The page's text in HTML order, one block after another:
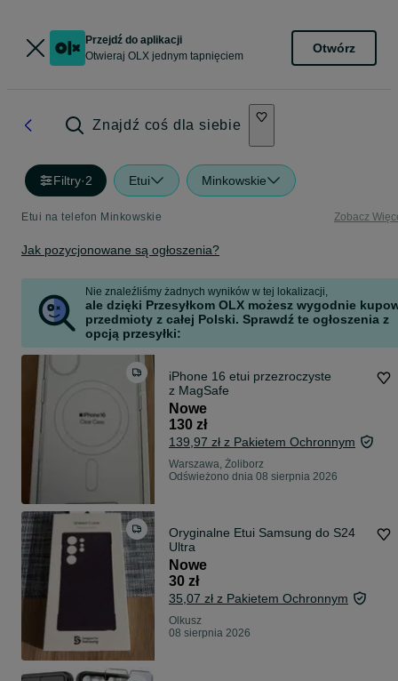
Przejdź do aplikacji
Otwieraj OLX jednym tapnięciem
Otwórz
Znajdź coś dla siebie
Filtry·2 Etui Minkowskie
Etui na telefon Minkowskie Zobacz
Jak pozycjonowane są ogłoszenia?
Nie znaleźliśmy żadnych wyników w tej lokalizacji,
ale dzięki Przesyłkom OLX możesz wygodnie
przedmioty z całej Polski. Sprawdź te ogłoszenia z
opcją przesyłki:
iPhone 16 etui przezroczyste
z MagSafe
Nowe
130 zł
139,97 zł z Pakietem Ochronnym
Warszawa, Żoliborz
Odświeżono dnia 08 sierpnia 2026
Oryginalne Etui Samsung do S24
Ultra
Nowe
30 zł
35,07 zł z Pakietem Ochronnym
Olkusz
08 sierpnia 2026